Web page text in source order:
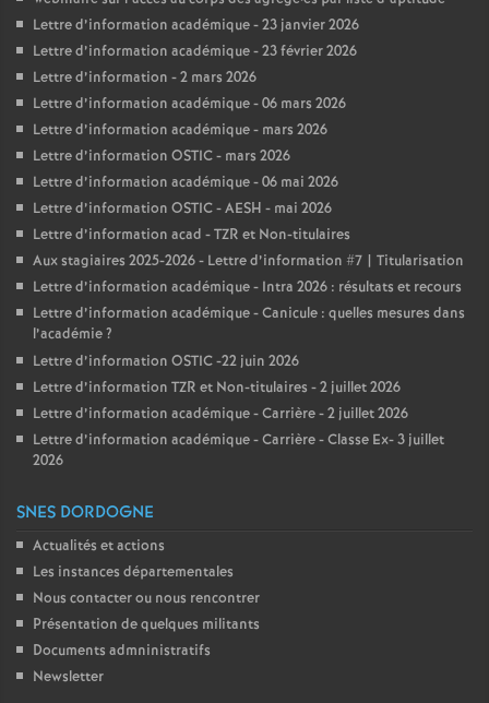
Lettre d’information académique - 23 janvier 2026
Lettre d’information académique - 23 février 2026
Lettre d’information - 2 mars 2026
Lettre d’information académique - 06 mars 2026
Lettre d’information académique - mars 2026
Lettre d’information OSTIC - mars 2026
Lettre d’information académique - 06 mai 2026
Lettre d’information OSTIC - AESH - mai 2026
Lettre d’information acad - TZR et Non-titulaires
Aux stagiaires 2025-2026 - Lettre d’information #7 | Titularisation
Lettre d’information académique - Intra 2026 : résultats et recours
Lettre d’information académique - Canicule : quelles mesures dans
l’académie?
Lettre d’information OSTIC -22 juin 2026
Lettre d’information TZR et Non-titulaires - 2 juillet 2026
Lettre d’information académique - Carrière - 2 juillet 2026
Lettre d’information académique - Carrière - Classe Ex- 3 juillet
2026
SNES DORDOGNE
Actualités et actions
Les instances départementales
Nous contacter ou nous rencontrer
Présentation de quelques militants
Documents admninistratifs
Newsletter